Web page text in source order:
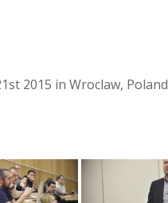
2015 in Wroclaw, Poland